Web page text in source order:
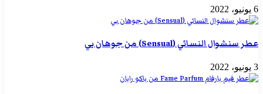
6 يونيو، 2022
عطر سنشوال النسائي (Sensual) من جوهان بي
3 يونيو، 2022